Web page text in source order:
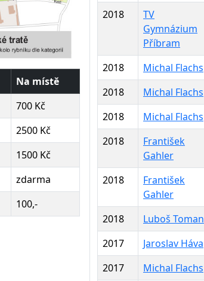
Na místě
700 Kč
2500 Kč
1500 Kč
zdarma
100,-
2018
TV
Gymnázium
Příbram
2018
Michal Flachs
2018
Michal Flachs
2018
Michal Flachs
2018
František
Gahler
2018
František
Gahler
2018
Luboš Toman
2017
Jaroslav Háva
2017
Michal Flachs